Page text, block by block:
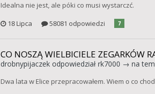
Idealna nie jest, ale póki co musi wystarczć.
18 Lipca
58081 odpowiedzi 7
CO NOSZĄ WIELBICIELE ZEGARKÓW
drobnypijaczekodpowiedział rk7000 → na
Dwa lata w Elice przepracowałem. Wiem o co